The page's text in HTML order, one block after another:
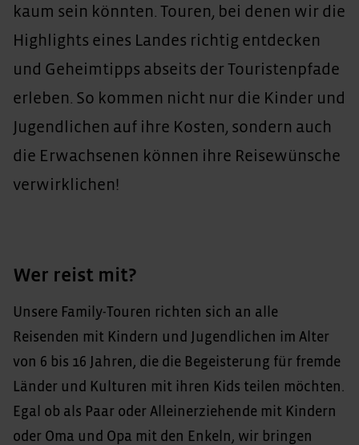
kaum sein könnten. Touren, bei denen wir die
Highlights eines Landes richtig entdecken
und Geheimtipps abseits der Touristenpfade
erleben. So kommen nicht nur die Kinder und
Jugendlichen auf ihre Kosten, sondern auch
die Erwachsenen können ihre Reisewünsche
verwirklichen!
Wer reist mit?
Unsere Family-Touren richten sich an alle
Reisenden mit Kindern und Jugendlichen im Alter
von 6 bis 16 Jahren, die die Begeisterung für fremde
Länder und Kulturen mit ihren Kids teilen möchten.
Egal ob als Paar oder Alleinerziehende mit Kindern
oder Oma und Opa mit den Enkeln, wir bringen